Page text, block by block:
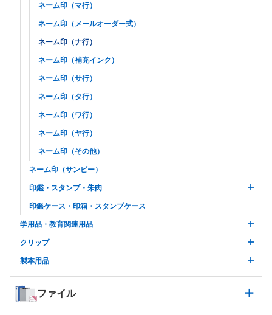
ネーム印（マ行）
ネーム印（メールオーダー式）
ネーム印（ナ行）
ネーム印（補充インク）
ネーム印（サ行）
ネーム印（タ行）
ネーム印（ワ行）
ネーム印（ヤ行）
ネーム印（その他）
ネーム印（サンビー）
印鑑・スタンプ・朱肉
印鑑ケース・印箱・スタンプケース
学用品・教育関連用品
クリップ
製本用品
ファイル